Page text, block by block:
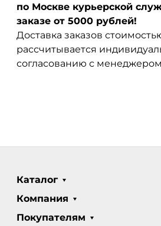
по Москве курьерской
заказе от 5000 рублей!
Доставка заказов
рассчитывается
согласованию с
Каталог
Компания
Покупателям